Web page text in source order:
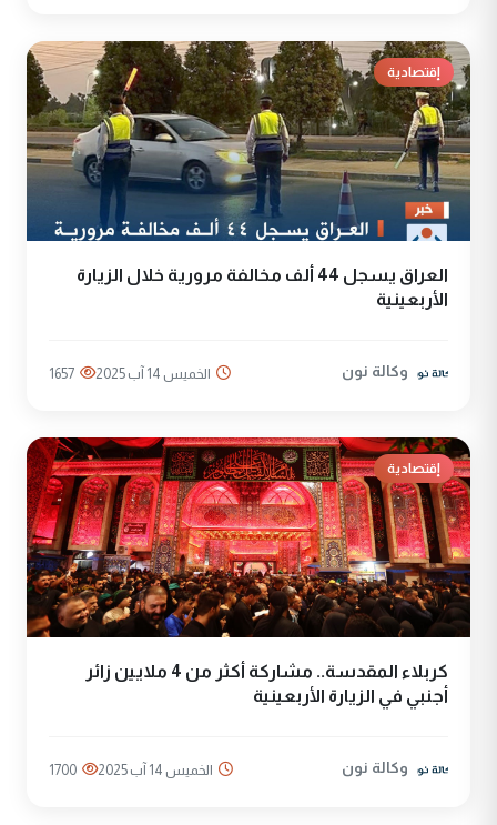
إقتصادية
العراق يسجل 44 ألف مخالفة مرورية خلال الزيارة
الأربعينية
وكالة نون الخميس 14 آب 2025 1657
إقتصادية
كربلاء المقدسة.. مشاركة أكثر من 4 ملايين زائر
أجنبي في الزيارة الأربعينية
وكالة نون الخميس 14 آب 2025 1700